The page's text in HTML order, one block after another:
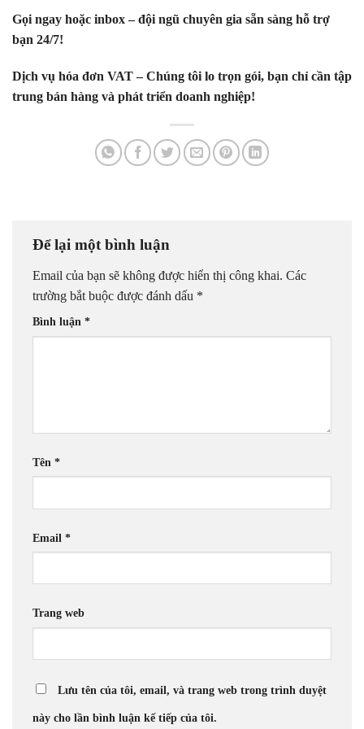
Gọi ngay hoặc inbox – đội ngũ chuyên gia sẵn sàng hỗ trợ
bạn 24/7!
Dịch vụ hóa đơn VAT – Chúng tôi lo trọn gói, bạn chỉ cần tập
trung bán hàng và phát triển doanh nghiệp!
Để lại một bình luận
Email của bạn sẽ không được hiển thị công khai. Các
trường bắt buộc được đánh dấu *
Bình luận *
Tên *
Email *
Trang web
Lưu tên của tôi, email, và trang web trong trình duyệt
này cho lần bình luận kế tiếp của tôi.